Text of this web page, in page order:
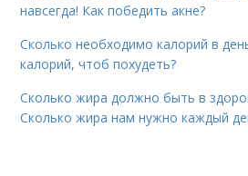
навсегда! Как победить акне?
Сколько необходимо калорий в
калорий, чтоб похудеть?
Сколько жира должно быть в
Сколько жира нам нужно каждый